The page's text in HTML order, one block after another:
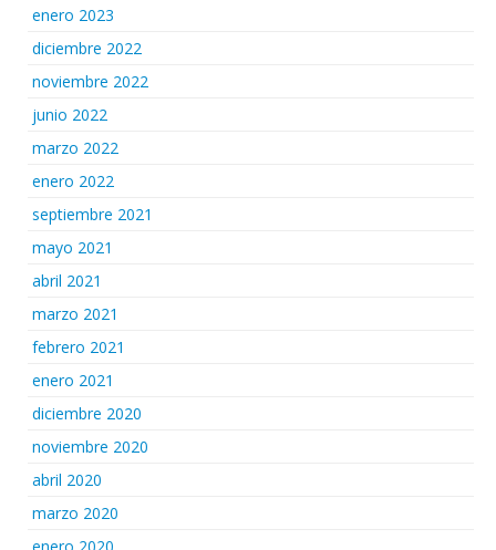
enero 2023
diciembre 2022
noviembre 2022
junio 2022
marzo 2022
enero 2022
septiembre 2021
mayo 2021
abril 2021
marzo 2021
febrero 2021
enero 2021
diciembre 2020
noviembre 2020
abril 2020
marzo 2020